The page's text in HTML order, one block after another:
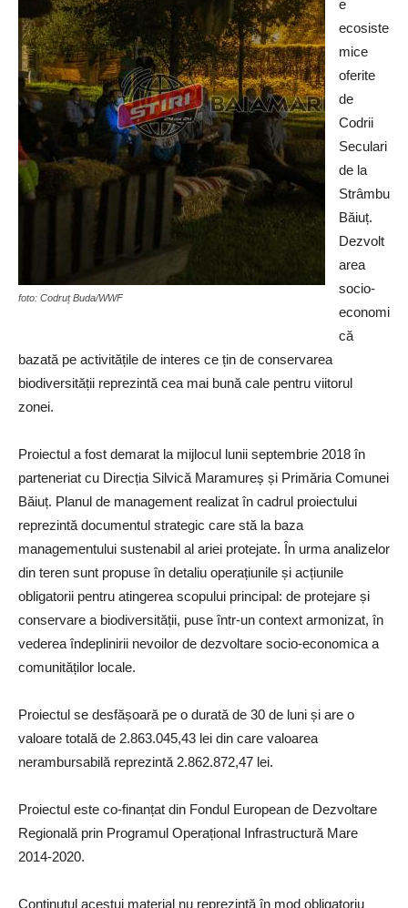
foto: Codruț Buda/WWF
e
ecosiste
mice
oferite
de
Codrii
Seculari
de la
Strâmbu
Băiuț.
Dezvolt
area
socio-
economi
că
bazată pe activitățile de interes ce țin de conservarea
biodiversității reprezintă cea mai bună cale pentru viitorul
zonei.
Proiectul a fost demarat la mijlocul lunii septembrie 2018 în
parteneriat cu Direcția Silvică Maramureș și Primăria Comunei
Băiuț. Planul de management realizat în cadrul proiectului
reprezintă documentul strategic care stă la baza
managementului sustenabil al ariei protejate. În urma analizelor
din teren sunt propuse în detaliu operațiunile și acțiunile
obligatorii pentru atingerea scopului principal: de protejare și
conservare a biodiversității, puse într-un context armonizat, în
vederea îndeplinirii nevoilor de dezvoltare socio-economica a
comunităților locale.
Proiectul se desfășoară pe o durată de 30 de luni și are o
valoare totală de 2.863.045,43 lei din care valoarea
nerambursabilă reprezintă 2.862.872,47 lei.
Proiectul este co-finanțat din Fondul European de Dezvoltare
Regională prin Programul Operațional Infrastructură Mare
2014-2020.
Conţinutul acestui material nu reprezintă în mod obligatoriu